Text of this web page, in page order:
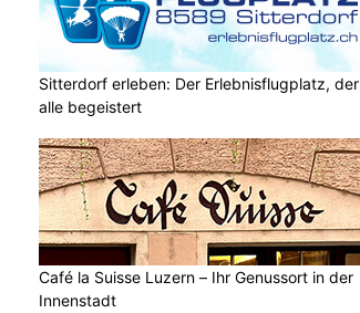
Sitterdorf erleben: Der Erlebnisflugplatz, der
alle begeistert
Café la Suisse Luzern – Ihr Genussort in der
Innenstadt